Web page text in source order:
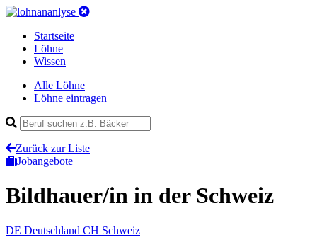
Startseite
Löhne
Wissen
Alle Löhne
Löhne eintragen
Zurück zur Liste
Jobangebote
Bildhauer/in in der Schweiz
DE Deutschland CH Schweiz